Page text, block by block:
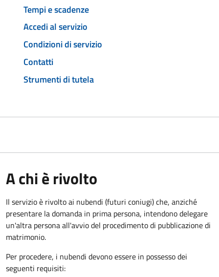
Tempi e scadenze
Accedi al servizio
Condizioni di servizio
Contatti
Strumenti di tutela
A chi è rivolto
Il servizio è rivolto ai nubendi (futuri coniugi) che, anziché
presentare la domanda in prima persona, intendono delegare
un'altra persona all'avvio del procedimento di pubblicazione di
matrimonio.
Per procedere, i nubendi devono essere in possesso dei
seguenti requisiti: